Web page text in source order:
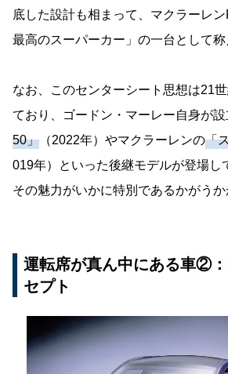
底した設計も相まって、マクラーレ
最高のスーパーカー」の一台として称
なお、このセンターシート思想は21
ており、ゴードン・マーレー自身が
50」 （2022年）やマクラーレンの「
019年）といった後継モデルが登場し
その魅力がいかに特別であるかがうか
運転席が真ん中にある車②
セプト